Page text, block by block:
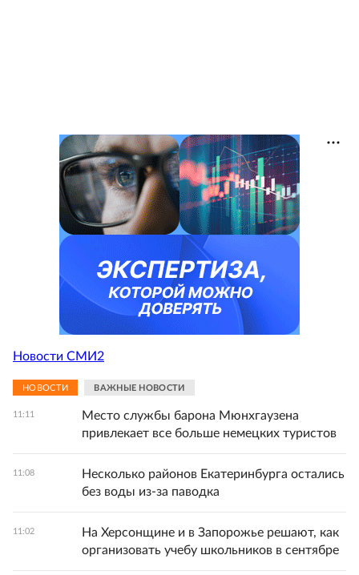
Новости СМИ2
НОВОСТИ ВАЖНЫЕ НОВОСТИ
11:11
Место службы барона Мюнхгаузена
привлекает все больше немецких туристов
11:08
Несколько районов Екатеринбурга остались
без воды из-за паводка
11:02
На Херсонщине и в Запорожье решают, как
организовать учебу школьников в сентябре